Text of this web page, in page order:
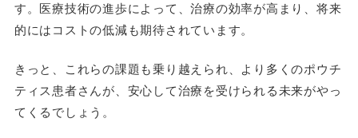
す。医療技術の進歩によって、治療の効率が高まり、将来
的にはコストの低減も期待されています。
きっと、これらの課題も乗り越えられ、より多くのポウチ
ティス患者さんが、安心して治療を受けられる未来がやっ
てくるでしょう。